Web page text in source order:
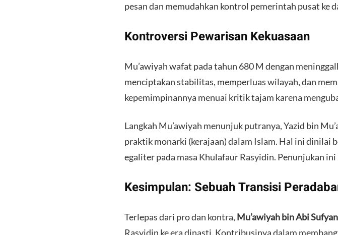
pesan dan memudahkan kontrol pemerintah pusat ke
​Kontroversi Pewarisan Kekuasaan
​Mu’awiyah wafat pada tahun 680 M dengan
menciptakan stabilitas, memperluas wilayah, dan
kepemimpinannya menuai kritik tajam karena
​Langkah Mu’awiyah menunjuk putranya, Yazid bin
praktik monarki (kerajaan) dalam Islam. Hal ini dinilai
egaliter pada masa Khulafaur Rasyidin. Penunjukan
​Kesimpulan: Sebuah Transisi
​Terlepas dari pro dan kontra, Mu’awiyah bin Abi Sufyan
Rasyidin ke era dinasti. Kontribusinya dalam